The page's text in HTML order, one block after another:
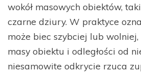
wokół masowych obiektów,
czarne dziury. W praktyce
może biec szybciej lub
masy obiektu i odległości od
niesamowite odkrycie rzuca